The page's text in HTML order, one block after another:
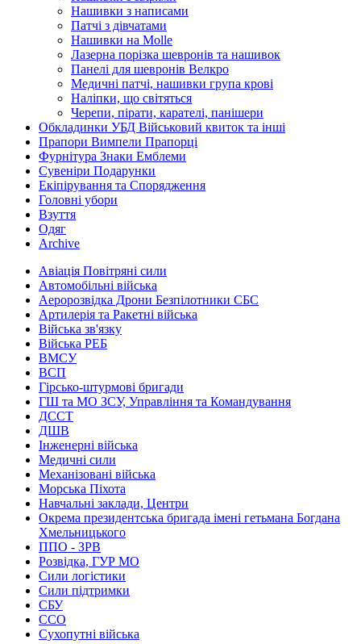
Нашивки з написами
Патчі з дівчатами
Нашивки на Molle
Лазерна порізка шевронів та нашивок
Панелі для шевронів Велкро
Медичні патчі, нашивки група крові
Наліпки, що світяться
Черепи, пірати, карателі, панішери
Обкладинки УБД Військовий квиток та інші
Прапори Вимпели Прапорці
Фурнітура Знаки Емблеми
Сувеніри Подарунки
Екіпірування та Спорядження
Головні убори
Взуття
Одяг
Archive
Авіація Повітряні сили
Автомобільні війська
Аеророзвідка Дрони Безпілотники СБС
Артилерія та Ракетні війська
Війська зв'язку
Війська РЕБ
ВМСУ
ВСП
Гірсько-штурмові бригади
ГШ та МО ЗСУ, Управління та Командування
ДССТ
ДШВ
Інженерні війська
Медичні сили
Механізовані війська
Морська Піхота
Навчальні заклади, Центри
Окрема президентська бригада імені гетьмана Богдана
Хмельницького
ППО - ЗРВ
Розвідка, ГУР МО
Сили логістики
Сили підтримки
СБУ
ССО
Сухопутні війська